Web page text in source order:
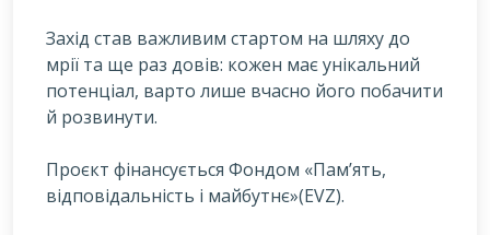
Захід став важливим стартом на шляху до
мрії та ще раз довів: кожен має унікальний
потенціал, варто лише вчасно його побачити
й розвинути.
Проєкт фінансується Фондом «Пам’ять,
відповідальність і майбутнє»(ЕVZ).